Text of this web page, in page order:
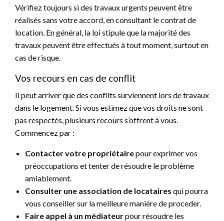
Vérifiez toujours si des travaux urgents peuvent être
réalisés sans votre accord, en consultant le contrat de
location. En général, la loi stipule que la majorité des
travaux peuvent être effectués à tout moment, surtout en
cas de risque.
Vos recours en cas de conflit
Il peut arriver que des conflits surviennent lors de travaux
dans le logement. Si vous estimez que vos droits ne sont
pas respectés, plusieurs recours s’offrent à vous.
Commencez par :
Contacter votre propriétairepour exprimer vos
préoccupations et tenter de résoudre le problème
amiablement.
Consulter une association de locataires qui pourra
vous conseiller sur la meilleure manière de proceder.
Faire appel à un médiateurpour résoudre les